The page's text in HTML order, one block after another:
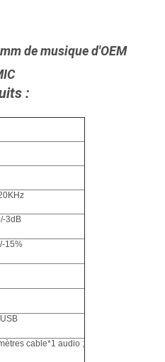
de musique d'OEM
:
3dB
15%
cable*1 audio ;